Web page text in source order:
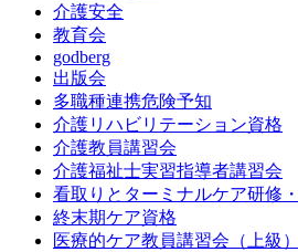
介護安全
教育会
godberg
出版会
多職種連携危険予知
介護リハビリテーション資格
介護教員講習会
介護福祉士実習指導者講習会
看取りとターミナルケア研修
終末期ケア資格
医療的ケア教員講習会（上級）